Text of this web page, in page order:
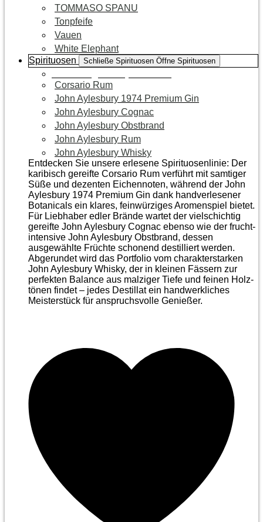
TOMMASO SPANU
Tonpfeife
Vauen
White Elephant
Spirituosen
Schließe Spirituosen Öffne Spirituosen
Corsario Rum
John Aylesbury 1974 Premium Gin
John Aylesbury Cognac
John Aylesbury Obstbrand
John Aylesbury Rum
John Aylesbury Whisky
Entdecken Sie unsere erlesene Spirituosenlinie: Der
karibisch gereifte Corsario Rum verführt mit samtiger
Süße und dezenten Eichen­noten, während der John
Aylesbury 1974 Premium Gin dank handverlesener
Botanicals ein klares, feinwürziges Aromenspiel bietet.
Für Liebhaber edler Brände wartet der vielschichtig
gereifte John Aylesbury Cognac ebenso wie der frucht­
intensive John Aylesbury Obstbrand, dessen
ausgewählte Früchte schonend destilliert werden.
Abgerundet wird das Portfolio vom charakterstarken
John Aylesbury Whisky, der in kleinen Fässern zur
perfekten Balance aus malziger Tiefe und feinen Holz­
tönen findet – jedes Destillat ein handwerkliches
Meister­stück für anspruchsvolle Genießer.